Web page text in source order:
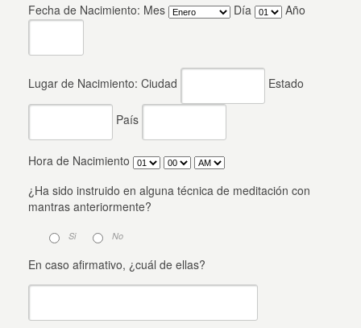
Fecha de Nacimiento: Mes Día Año
Lugar de Nacimiento: Ciudad Estado
País
Hora de Nacimiento
¿Ha sido instruido en alguna técnica de meditación con
mantras anteriormente?
Si No
En caso afirmativo, ¿cuál de ellas?